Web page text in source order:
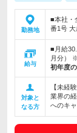
勤務地
■本社・
番1号
給与
■月給
月分）
初年度の
対象と
なる方
【未経
業界の
へのキ